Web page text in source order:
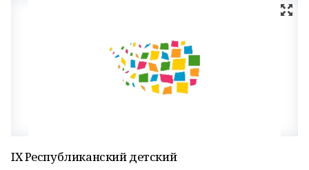
IХ Республиканский детский